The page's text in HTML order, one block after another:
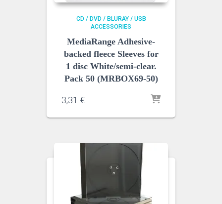
CD / DVD / BLURAY / USB
ACCESSORIES
MediaRange Adhesive-
backed fleece Sleeves for
1 disc White/semi-clear.
Pack 50 (MRBOX69-50)
3,31 €